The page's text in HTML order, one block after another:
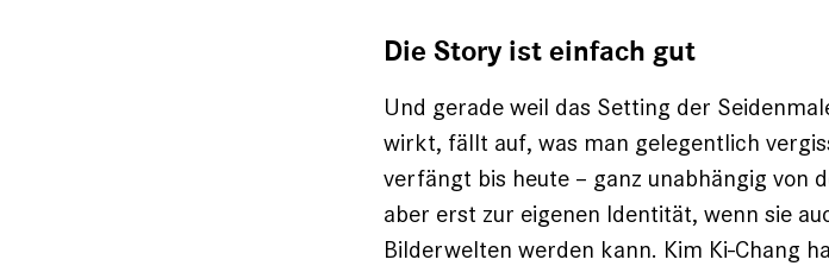
Die Story ist einfach gut
Und gerade weil das Setting der
wirkt, fällt auf, was man gelegentlich
verfängt bis heute – ganz unabhängig von
aber erst zur eigenen Identität, wenn sie
Bilderwelten werden kann. Kim Ki-Chang